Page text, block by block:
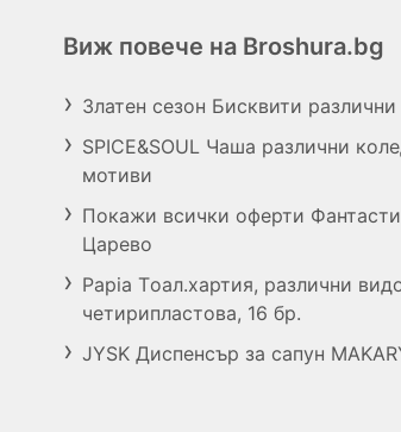
Виж повече на Broshura.bg
Златен сезон Бисквити
SPICE&SOUL Чаша различни
мотиви
Покажи всички оферти
Царево
Papia Tоал.хартия, различни
четирипластова, 16 бр.
JYSK Диспенсър за сапун